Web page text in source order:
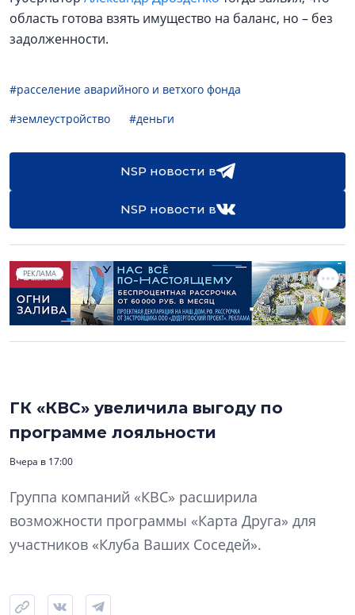
область готова взять имущество на баланс, но – без
задолженности.
#расселение аварийного и ветхого фонда
#землеустройство
#деньги
NSP новости в
NSP новости в
РЕКЛАМА
ГК «КВС» увеличила выгоду по
программе лояльности
Вчера в 17:00
Группа компаний «КВС» расширила
возможности программы «Карта Друга» для
участников «Клуба Ваших Соседей».